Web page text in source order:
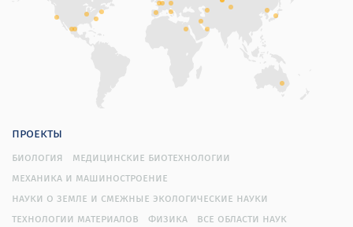
Образование и переподготовка кадров:
Эдинбургский университет (Великобритания):
освоены методы работы с модельными
организмами Plannococcus citri и Sciara coprophila,
проведены научные стажировки.
проекты
биология
медицинские биотехнологии
механика и машиностроение
науки о земле и смежные экологические науки
технологии материалов
физика все области наук